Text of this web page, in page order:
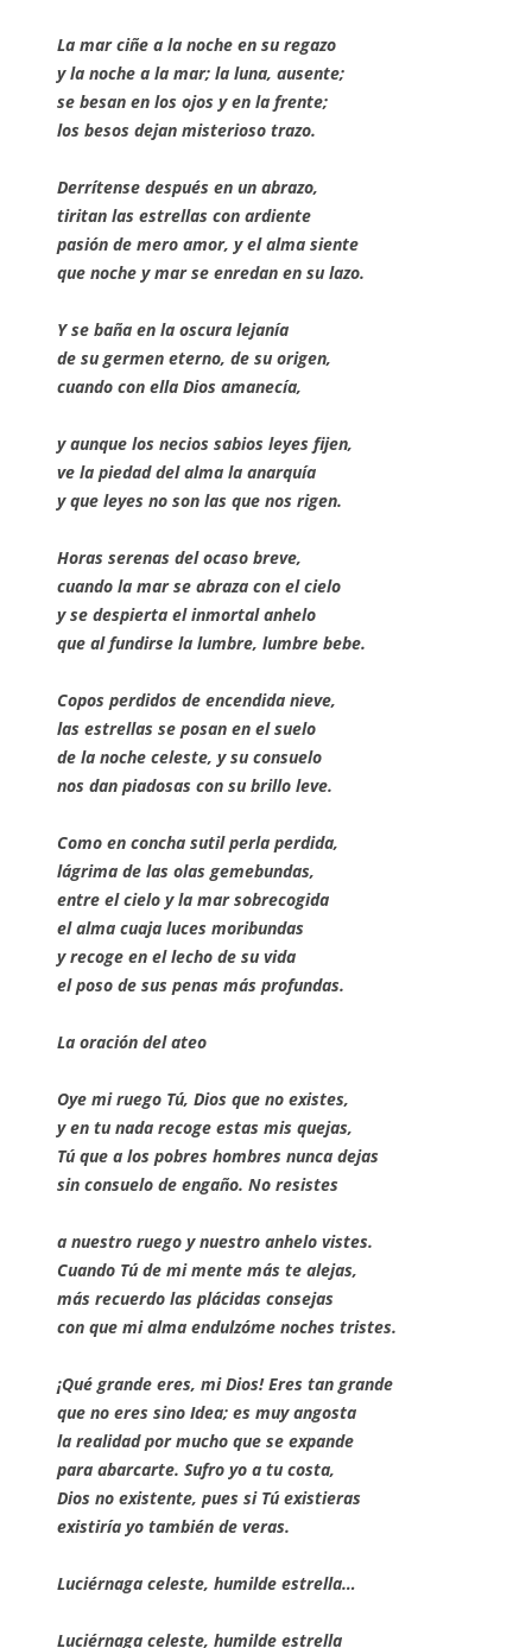
La mar ciñe a la noche en su regazo
y la noche a la mar; la luna, ausente;
se besan en los ojos y en la frente;
los besos dejan misterioso trazo.
Derrítense después en un abrazo,
tiritan las estrellas con ardiente
pasión de mero amor, y el alma siente
que noche y mar se enredan en su lazo.
Y se baña en la oscura lejanía
de su germen eterno, de su origen,
cuando con ella Dios amanecía,
y aunque los necios sabios leyes fijen,
ve la piedad del alma la anarquía
y que leyes no son las que nos rigen.
Horas serenas del ocaso breve,
cuando la mar se abraza con el cielo
y se despierta el inmortal anhelo
que al fundirse la lumbre, lumbre bebe.
Copos perdidos de encendida nieve,
las estrellas se posan en el suelo
de la noche celeste, y su consuelo
nos dan piadosas con su brillo leve.
Como en concha sutil perla perdida,
lágrima de las olas gemebundas,
entre el cielo y la mar sobrecogida
el alma cuaja luces moribundas
y recoge en el lecho de su vida
el poso de sus penas más profundas.
La oración del ateo
Oye mi ruego Tú, Dios que no existes,
y en tu nada recoge estas mis quejas,
Tú que a los pobres hombres nunca dejas
sin consuelo de engaño. No resistes
a nuestro ruego y nuestro anhelo vistes.
Cuando Tú de mi mente más te alejas,
más recuerdo las plácidas consejas
con que mi alma endulzóme noches tristes.
¡Qué grande eres, mi Dios! Eres tan grande
que no eres sino Idea; es muy angosta
la realidad por mucho que se expande
para abarcarte. Sufro yo a tu costa,
Dios no existente, pues si Tú existieras
existiría yo también de veras.
Luciérnaga celeste, humilde estrella…
Luciérnaga celeste, humilde estrella